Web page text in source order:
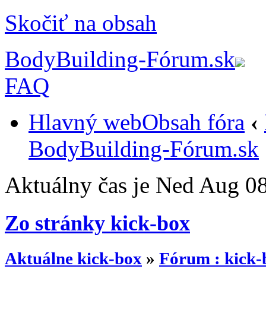
Skočiť na obsah
BodyBuilding-Fórum.sk
FAQ
Hlavný webObsah fóra ‹
BodyBuilding-Fórum.sk
Aktuálny čas je Ned Aug
Zo stránky kick-box
Aktuálne kick-box » Fórum : kick-